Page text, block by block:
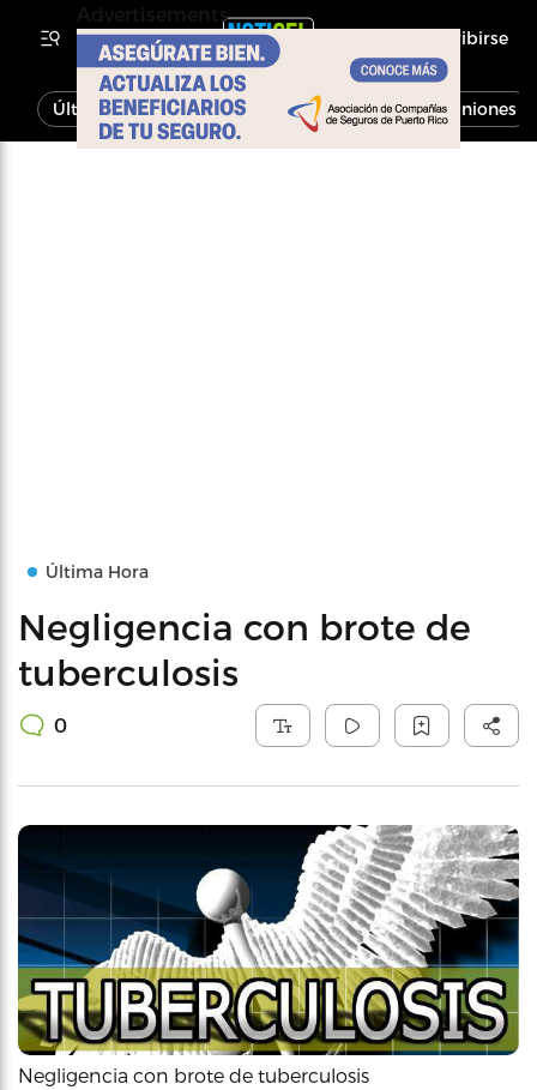
Inscribirse
Última Hora Noticias Economía Opiniones
Última Hora
Negligencia con brote de
tuberculosis
0
Negligencia con brote de tuberculosis
Advertisements